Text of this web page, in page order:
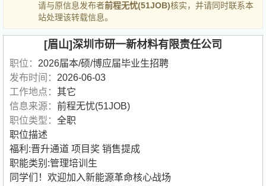
请与原信息发布者前程无忧(51JOB)核实，并请同时联系本
站处理该转载信息。
[眉山]深圳市研一新材料有限责任公司
职位： 2026届本/硕/博应届毕业生招聘
发布时间： 2026-06-03
工作地点： 其它
信息来源： 前程无忧(51JOB)
职位类型： 全职
职位描述
福利:晋升通道 项目奖 销售提成
职能类别:管理培训生
同学们！欢迎加入新能源革命核心战场